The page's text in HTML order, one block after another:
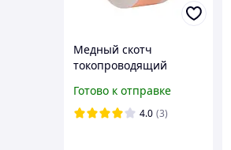
Медный скотч
токопроводящий
двохсторонняя
проводимость
Готово к отправке
4.0 (3)